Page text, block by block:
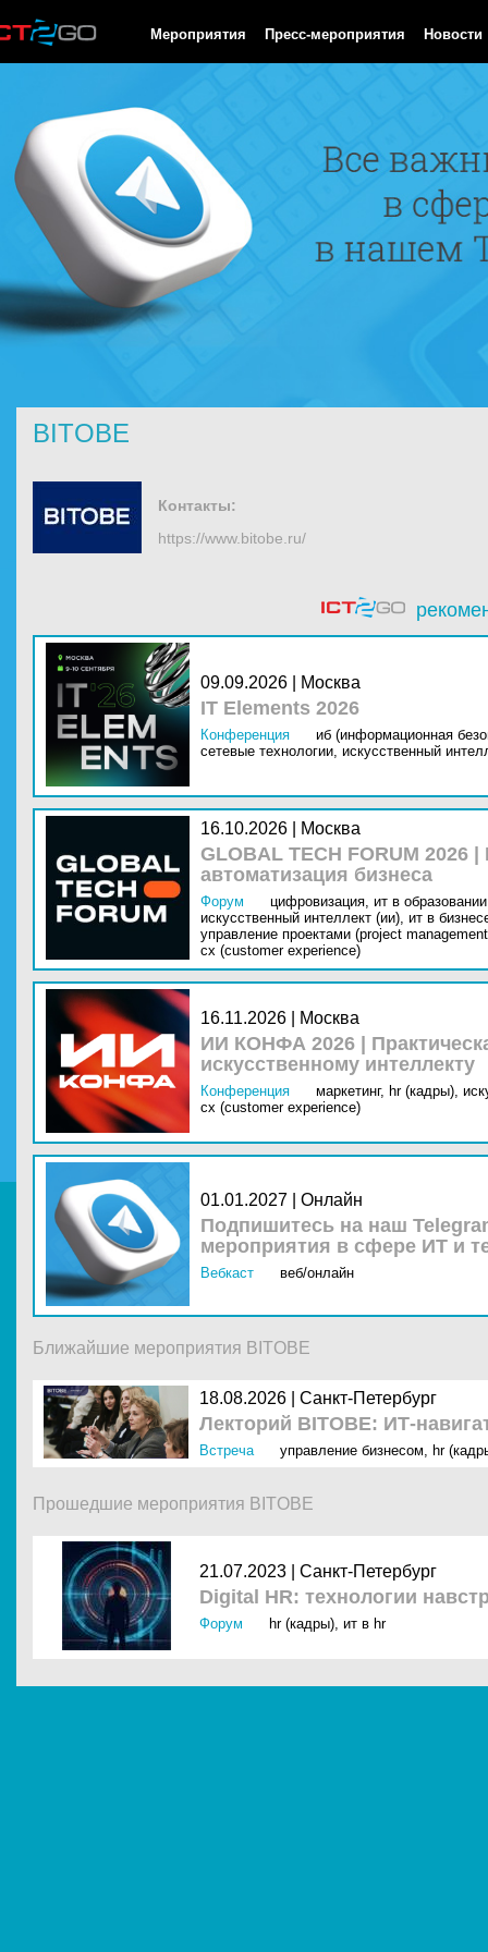
Мероприятия Пресс-мероприятия Новости
BITOBE
Контакты:
https://www.bitobe.ru/
09.09.2026 | Москва
IT Elements 2026
Конференция
иб (информационная
сетевые технологии, искусственный
16.10.2026 | Москва
GLOBAL TECH FORUM
автоматизация бизнеса
Форум цифровизация, ит в
искусственный интеллект (ии), ит в
управление проектами (project
cx (customer experience)
16.11.2026 | Москва
ИИ КОНФА 2026 |
искусственному интеллекту
Конференция маркетинг, hr (кадры),
cx (customer experience)
01.01.2027 | Онлайн
Подпишитесь на наш
мероприятия в сфере ИТ и
Вебкаст веб/онлайн
Ближайшие мероприятия BITOBE
18.08.2026 | Санкт-Петербург
Лекторий BITOBE: ИТ-
Встреча управление бизнесом, hr
Прошедшие мероприятия BITOBE
21.07.2023 | Санкт-Петербург
Digital HR: технологии
Форум hr (кадры), ит в hr